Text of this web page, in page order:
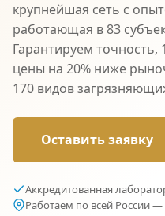
крупнейшая сеть с
работающая в 83
Гарантируем точность,
цены на 20% ниже
170 видов
Оставить заявку
Аккредитованная
Работаем по всей России —